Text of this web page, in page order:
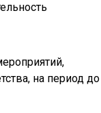
на период до